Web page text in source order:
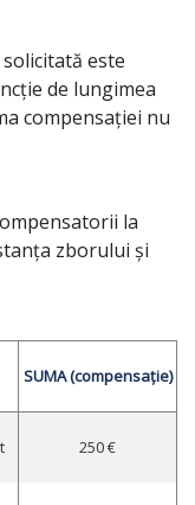
este
de lungimea
compensației nu
la
zborului și
SUMA (compensație)
250 €